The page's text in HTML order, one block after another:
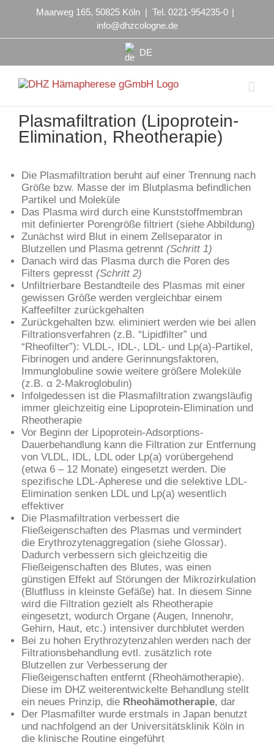
Maarweg 165, 50825 Köln | Tel. 0221-954235-0 |
info@dhzcologne.de
DE
Plasmafiltration (Lipoprotein-
Elimination, Rheotherapie)
Die Plasmafiltration beruht auf einer Trennung nach
Größe bzw. Masse der im Blutplasma befindlichen
Partikel und Moleküle
Das Plasma wird durch eine Kunststoffmembran
mit definierter Porengröße filtriert (siehe Abbildung)
Zunächst wird Blut in einem Zellseparator in
Blutzellen und Plasma getrennt (Schritt 1)
Danach wird das Plasma durch die Poren des
Filters gepresst (Schritt 2)
Unfiltrierbare Bestandteile des Plasmas mit einer
gewissen Größe werden vergleichbar einem
Kaffeefilter zurückgehalten
Zurückgehalten bzw. eliminiert werden wie bei allen
Filtrationsverfahren (z.B. “Lipidfilter” und
“Rheofilter”): VLDL-, IDL-, LDL- und Lp(a)-Partikel,
Fibrinogen und andere Gerinnungsfaktoren,
Immunglobuline sowie weitere größere Moleküle
(z.B. α 2-Makroglobulin)
Infolgedessen ist die Plasmafiltration zwangsläufig
immer gleichzeitig eine Lipoprotein-Elimination und
Rheotherapie
Vor Beginn der Lipoprotein-Adsorptions-
Dauerbehandlung kann die Filtration zur Entfernung
von VLDL, IDL, LDL oder Lp(a) vorübergehend
(etwa 6 – 12 Monate) eingesetzt werden. Die
spezifische LDL-Apherese und die selektive LDL-
Elimination senken LDL und Lp(a) wesentlich
effektiver
Die Plasmafiltration verbessert die
Fließeigenschaften des Plasmas und vermindert
die Erythrozytenaggregation (siehe Glossar).
Dadurch verbessern sich gleichzeitig die
Fließeigenschaften des Blutes, was einen
günstigen Effekt auf Störungen der Mikrozirkulation
(Blutfluss in kleinste Gefäße) hat. In diesem Sinne
wird die Filtration gezielt als Rheotherapie
eingesetzt, wodurch Organe (Augen, Innenohr,
Gehirn, Haut, etc.) intensiver durchblutet werden
Bei zu hohen Erythrozytenzahlen werden nach der
Filtrationsbehandlung evtl. zusätzlich rote
Blutzellen zur Verbesserung der
Fließeigenschaften entfernt (Rheohämotherapie).
Diese im DHZ weiterentwickelte Behandlung stellt
ein neues Prinzip, die Rheohämotherapie, dar
Der Plasmafilter wurde erstmals in Japan benutzt
und nachfolgend an der Universitätsklinik Köln in
die klinische Routine eingeführt